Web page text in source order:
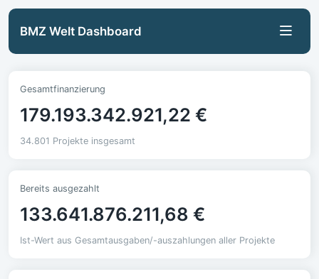
BMZ Welt Dashboard
Gesamtfinanzierung
179.193.342.921,22 €
34.801 Projekte insgesamt
Bereits ausgezahlt
133.641.876.211,68 €
Ist-Wert aus Gesamtausgaben/-auszahlungen aller Projekte